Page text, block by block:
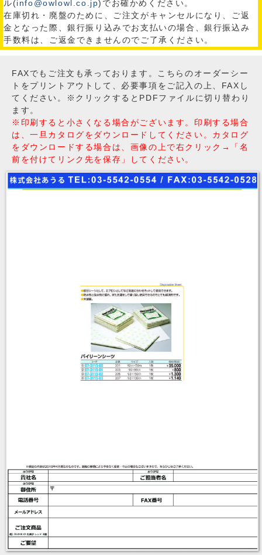
ル(info@owlowl.co.jp)でお確かめください。
在庫切れ・廃盤のために、ご注文がキャンセルになり、ご返
金となった際、銀行振り込みでお支払いの場合、銀行振込み
手数料は、ご返金できませんのでご了承ください。
FAXでもご注文も承っております。こちらのオーダーシー
トをプリントアウトして、必要事項をご記入の上、FAXし
てください。※クリックするとPDFファイルに切り替わり
ます。
※印刷すると小さくなる場合がございます。印刷する場合
は、一旦カタログをダウンロードしてください。カタログ
をダウンロードする場合は、画像の上で右クリック→「名
前を付けてリンク先を保存」してください。